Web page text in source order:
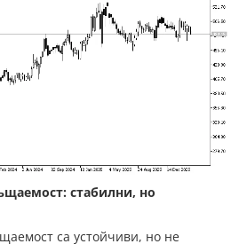
стабилни, но
са устойчиви, но не